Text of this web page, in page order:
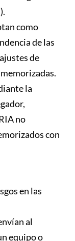
como
de las
de
la
no
con
en las
al
equipo o